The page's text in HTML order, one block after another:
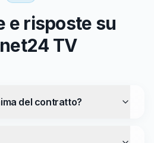
e risposte su
TV
del contratto?